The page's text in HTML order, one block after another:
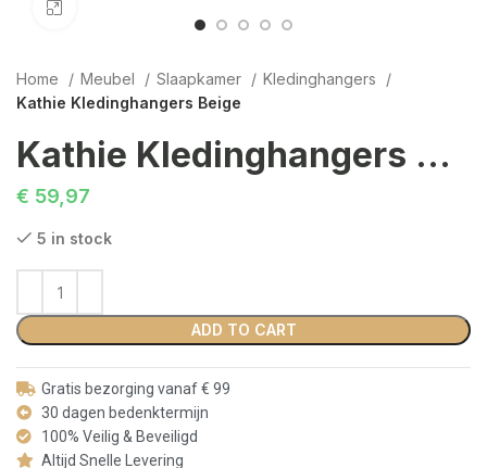
Home Meubel Slaapkamer
Kledinghangers
Kathie Kledinghangers Beige
Kathie Kledinghangers Beige
€ 59,97
5 in stock
ADD TO CART
Gratis bezorging vanaf € 99
30 dagen bedenktermijn
100% Veilig & Beveiligd
Altijd Snelle Levering